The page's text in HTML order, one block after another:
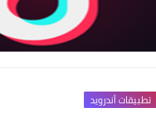
تطبيقات أندرويد